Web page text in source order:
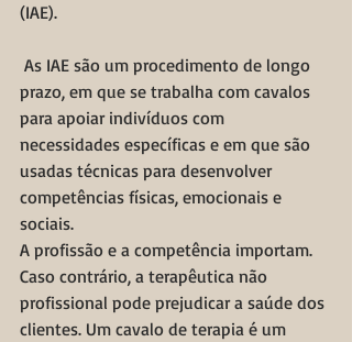
(IAE).
As IAE são um procedimento de longo
prazo, em que se trabalha com cavalos
para apoiar indivíduos com
necessidades específicas e em que são
usadas técnicas para desenvolver
competências físicas, emocionais e
sociais.
A profissão e a competência importam.
Caso contrário, a terapêutica não
profissional pode prejudicar a saúde dos
clientes. Um cavalo de terapia é um